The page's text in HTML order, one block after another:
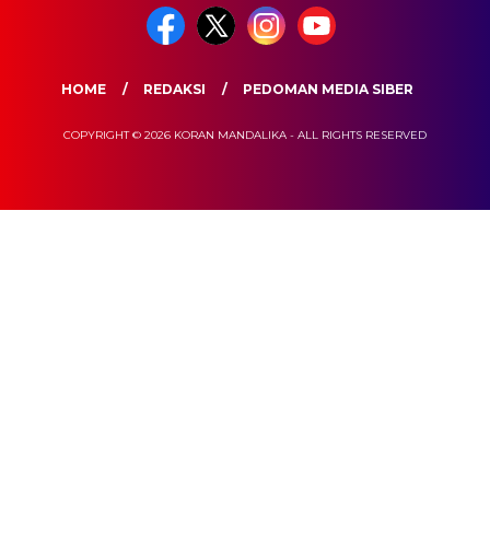
HOME REDAKSI PEDOMAN MEDIA SIBER
COPYRIGHT © 2026 KORAN MANDALIKA - ALL RIGHTS RESERVED